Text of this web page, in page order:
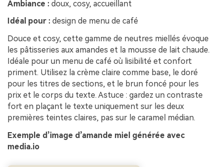
Ambiance : doux, cosy, accueillant
Idéal pour : design de menu de café
Douce et cosy, cette gamme de neutres miellés évoque
les pâtisseries aux amandes et la mousse de lait chaude.
Idéale pour un menu de café où lisibilité et confort
priment. Utilisez la crème claire comme base, le doré
pour les titres de sections, et le brun foncé pour les
prix et le corps du texte. Astuce : gardez un contraste
fort en plaçant le texte uniquement sur les deux
premières teintes claires, pas sur le caramel médian.
Exemple d’image d’amande miel générée avec
media.io